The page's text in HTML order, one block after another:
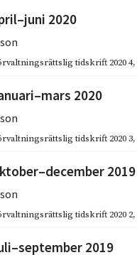
2020
tidskrift 2020 4,
2020
tidskrift 2020 3,
2019
tidskrift 2020 2,
2019